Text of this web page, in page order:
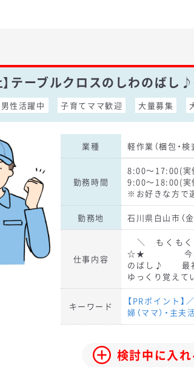
テーブルクロスのしわのばし
男性活躍中 子育てママ歓迎 大量募集
業種 軽作業（梱包・検
勤務時間
8:00～17:00(実
9:00～18:00(実
※お好きな方で
勤務地 石川県白山市（
仕事内容
＼ もくも
☆★ 今年から
のばし♪ 最初
ゆっくり覚
キーワード
【PRポイント
婦（ママ）・主
検討中に入れ